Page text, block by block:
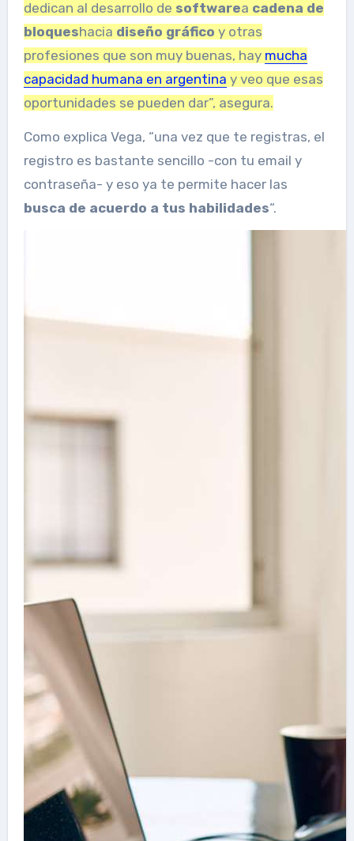
dedican al desarrollo de softwarea cadena de
bloqueshacia diseño gráfico y otras
profesiones que son muy buenas, hay mucha
capacidad humana en argentina y veo que esas
oportunidades se pueden dar”, asegura.
Como explica Vega, “una vez que te registras, el
registro es bastante sencillo -con tu email y
contraseña- y eso ya te permite hacer las
busca de acuerdo a tus habilidades“.